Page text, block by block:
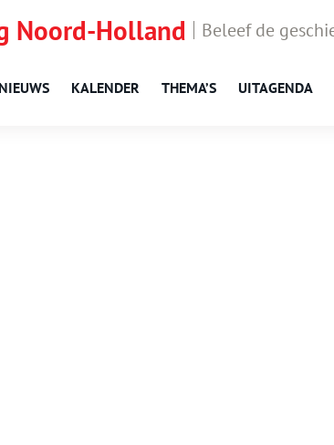
Noord-Holland Beleef de
NIEUWS KALENDER THEMA’S UITAGENDA